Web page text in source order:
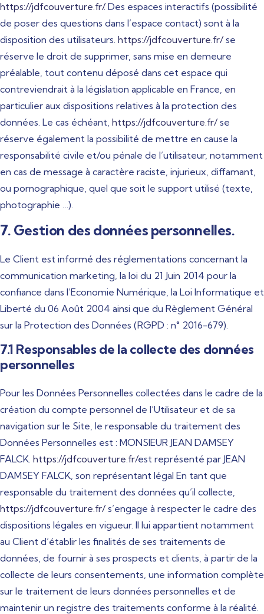
https://jdfcouverture.fr/. Des espaces interactifs (possibilité
de poser des questions dans l’espace contact) sont à la
disposition des utilisateurs. https://jdfcouverture.fr/se
réserve le droit de supprimer, sans mise en demeure
préalable, tout contenu déposé dans cet espace qui
contreviendrait à la législation applicable en France, en
particulier aux dispositions relatives à la protection des
données. Le cas échéant, https://jdfcouverture.fr/se
réserve également la possibilité de mettre en cause la
responsabilité civile et/ou pénale de l’utilisateur, notamment
en cas de message à caractère raciste, injurieux, diffamant,
ou pornographique, quel que soit le support utilisé (texte,
photographie …).
7. Gestion des données personnelles.
Le Client est informé des réglementations concernant la
communication marketing, la loi du 21 Juin 2014 pour la
confiance dans l’Economie Numérique, la Loi Informatique et
Liberté du 06 Août 2004 ainsi que du Règlement Général
sur la Protection des Données (RGPD : n° 2016-679).
7.1 Responsables de la collecte des données
personnelles
Pour les Données Personnelles collectées dans le cadre de la
création du compte personnel de l’Utilisateur et de sa
navigation sur le Site, le responsable du traitement des
Données Personnelles est : MONSIEUR JEAN DAMSEY
FALCK. https://jdfcouverture.fr/est représenté par JEAN
DAMSEY FALCK, son représentant légal En tant que
responsable du traitement des données qu’il collecte,
https://jdfcouverture.fr/s’engage à respecter le cadre des
dispositions légales en vigueur. Il lui appartient notamment
au Client d’établir les finalités de ses traitements de
données, de fournir à ses prospects et clients, à partir de la
collecte de leurs consentements, une information complète
sur le traitement de leurs données personnelles et de
maintenir un registre des traitements conforme à la réalité.